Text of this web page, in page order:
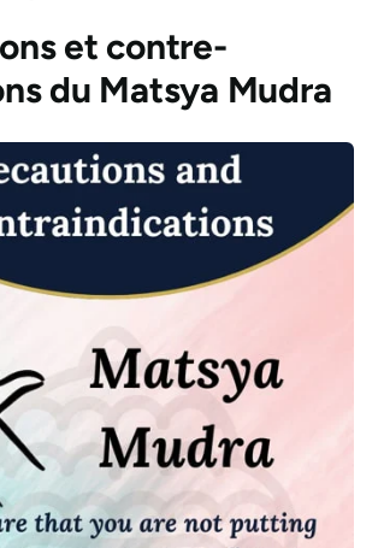
et contre-
du Matsya Mudra